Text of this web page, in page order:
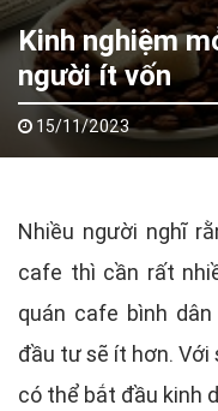
Kinh nghiệm
người ít vốn
15/11/2023
Nhiều người nghĩ
cafe thì cần rất
quán cafe bình
đầu tư sẽ ít hơn.
có thể bắt đầu kinh